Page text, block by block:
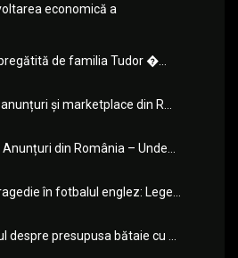
economică a
de familia Tudor �...
și marketplace din R...
din România – Unde...
în fotbalul englez: Lege...
despre presupusa bătaie cu ...